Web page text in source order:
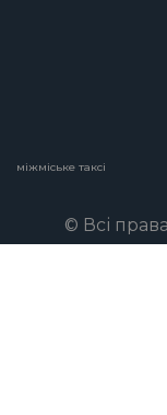
міжміське таксі
© Всі